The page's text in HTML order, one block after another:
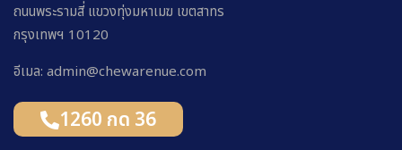
ถนนพระรามสี่ แขวงทุ่งมหาเมฆ เขตสาทร
กรุงเทพฯ 10120
อีเมล: admin@chewarenue.com
1260 กด 36